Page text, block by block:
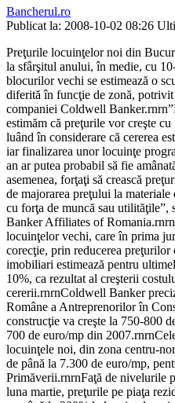
Bancherul.ro
Publicat la: 2008-10-02 08:26
Preţurile locuinţelor noi din
la sfârşitul anului, în medie, cu
blocurilor vechi se estimează o
diferită în funcţie de zonă,
companiei Coldwell
estimăm că preţurile vor creşte
luând în considerare că cererea
iar finalizarea unor locuinţe
an ar putea probabil să fie
asemenea, forţaţi să crească
de majorarea preţului la
cu forţa de muncă sau utilităţile”,
Banker Affiliates of
locuinţelor vechi, care în prima
corecţie, prin reducerea
imobiliari estimează pentru
10%, ca rezultat al creşterii
cererii.rnrnColdwell Banker
Române a Antreprenorilor în
construcţie va creşte la 750-800
700 de euro/mp din
locuinţele noi, din zona centru-
de până la 7.300 de euro/mp,
Primăverii.rnrnFaţă de nivelurile
luna martie, preţurile pe piaţa